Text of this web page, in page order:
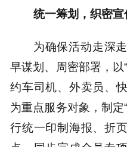
统一筹划，织密宣
为确保活动走深
早谋划、周密部署，以
约车司机、外卖员、
为重点服务对象，制定
行统一印制海报、折